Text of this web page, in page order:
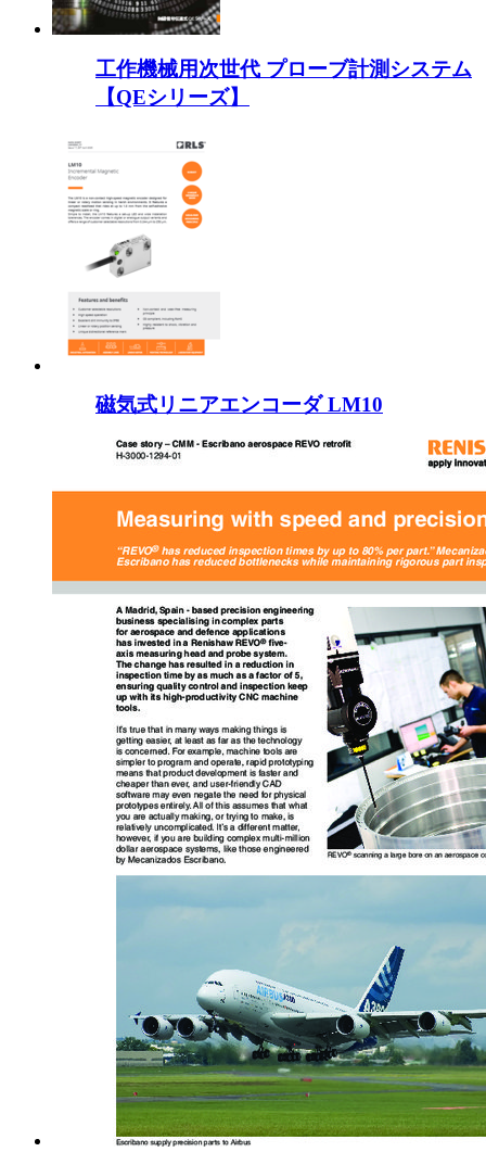
工作機械用次世代 プローブ計測システム
【QEシリーズ】
磁気式リニアエンコーダ LM10